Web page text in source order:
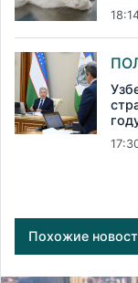
Похожие